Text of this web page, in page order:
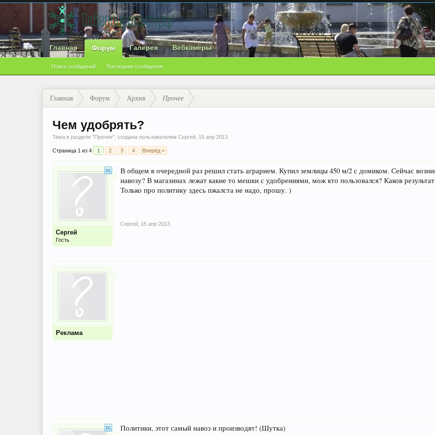
Главная Форум
Поиск сообщений Последние сообщения
Галерея Вебкамеры
Главная Форум Архив Прочее
Чем удобрять?
Тема в разделе "Прочее", создана пользователем Сергей 15 апр 2013
Страница 1 из 4 1 2 3 4 Вперёд >
Сергей
Гость
В общем в очередной раз решил стать аграрием. Купил землицы 450 м/2 с домиком. Сейчас
навозу? В магазинах лежат какие то мешки с удобрениями, мож кто пользовался? Каков
Только про политику здесь пжалста не надо, прошу. )
Сергей 15 апр 2013
Реклама
Политики, этот самый навоз и производят! (Шутка)